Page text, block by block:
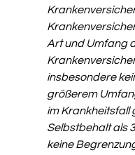
Art und Umfang
insbesondere
größerem
im Krankheitsfall
Selbstbehalt als
keine